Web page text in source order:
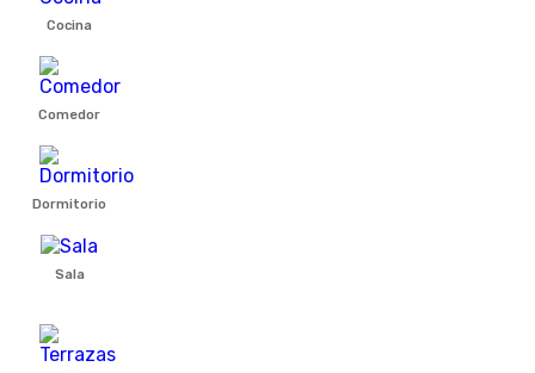
Cocina
Comedor
Dormitorio
Sala